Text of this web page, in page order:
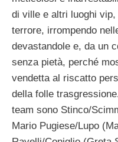
di ville e altri luoghi
terrore, irrompendo
devastandole e, da un
senza pietà, perché
vendetta al riscatto
della folle
team sono Stinco/
Mario Pugiese/Lupo